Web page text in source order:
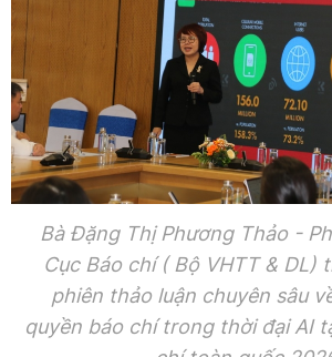
Bà Đặng Thị Phương Thảo -
Cục Báo chí ( Bộ VHTT & DL)
phiên thảo luận chuyên sâu
quyền báo chí trong thời đại AI